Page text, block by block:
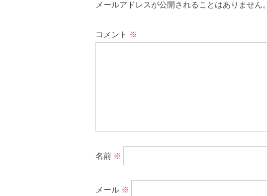
メールアドレスが公開されることはありません。
コメント ※
名前 ※
メール ※